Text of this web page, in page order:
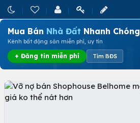
Mua Bán Nhà Đất Nhanh Chóng
Kênh bất động sản miễn phí, uy tín
+ Đăng tin miễn phí Tìm BĐS